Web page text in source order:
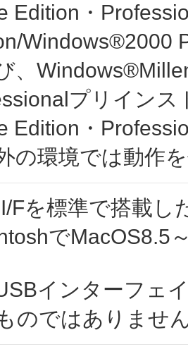
Edition・
Windows®2000
、
プリイン
Edition・
の環境では動作
Fを標準で搭載し
でMacOS8.5
インターフェ
のではありませ